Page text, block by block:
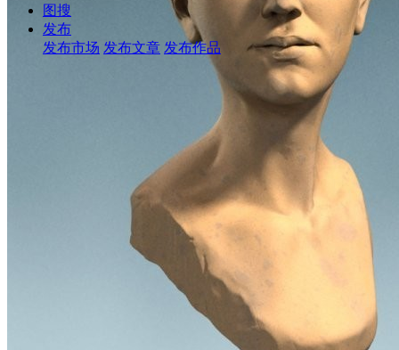
图搜
发布
发布市场 发布文章 发布作品